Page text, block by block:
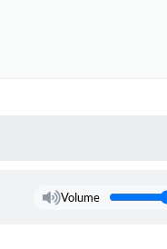
Volume